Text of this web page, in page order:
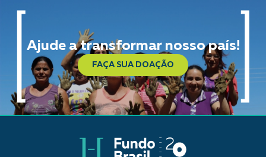
Ajude a transformar nosso país!
FAÇA SUA DOAÇÃO